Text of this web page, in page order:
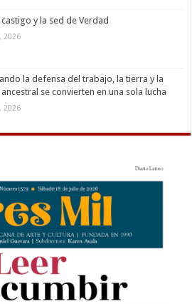
y la sed de Verdad
2026
la defensa del trabajo, la tierra y la
se convierten en una sola lucha
2026